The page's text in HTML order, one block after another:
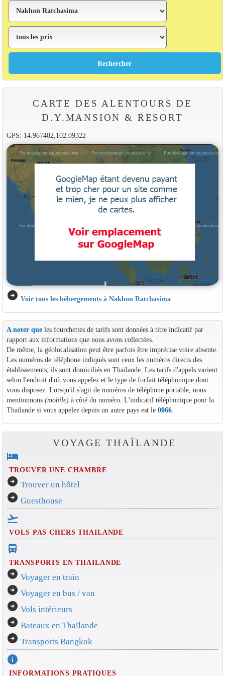
CARTE DES ALENTOURS DE
D.Y.MANSION & RESORT
GPS: 14.967402,102.09322
arrow_circle_right Voir tous les hébergements à Nakhon Ratchasima
A noter queles fourchettes de tarifs sont données à titre indicatif par
rapport aux informations que nous avons collectées.
De même, la géolocalisation peut être parfois être imprécise voire absente.
Les numéros de téléphone indiqués sont ceux les numéros directs des
établissements, ils sont domiciliés en Thaïlande. Les tarifs d'appels varient
selon l'endroit d'où vous appelez et le type de forfait téléphonique dont
vous disposez. Lorsqu'il s'agit de numéros de téléphone portable, nous
mentionnons (mobile)à côté du numéro. L'indicatif téléphonique pour la
Thaïlande si vous appelez depuis un autre pays est le 0066.
VOYAGE THAÏLANDE
hotel
TROUVER UNE CHAMBRE
arrow_circle_right Trouver un hôtel
arrow_circle_right Guesthouse
flight_takeoff
VOLS PAS CHERS THAILANDE
directions_bus_filled
TRANSPORTS EN THAILANDE
arrow_circle_right Voyager en train
arrow_circle_right Voyager en bus / van
arrow_circle_right Vols intérieurs
arrow_circle_right Bateaux en Thaïlande
arrow_circle_right Transports Bangkok
info
INFORMATIONS PRATIQUES